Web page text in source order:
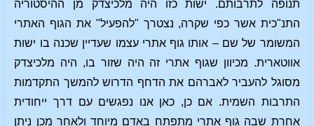
תנופה לתרבותם. ישות כזו היה מלכיצדק מן ההיסטוריה
התנ"כית אשר כפי שקרה, נצטרך "להפעיל" את הגוף האתרי
המשומר של שם – אותו גוף אתרי עצמו שעדיין שכנה בו ישות
אווטארית. מכיוון שגוף אתרי זה היה שזור בו, היה מלכיצדק
מסוגל להעביר לאברהם את הדחף הדרוש להמשך התקדמות
התרבות השמית. אם כן, כאן אנו נפגשים עם דרך ייחודית
אחרת שבה גוף אתרי מתפתח באדם מיוחד ולאחר מכן ניתן